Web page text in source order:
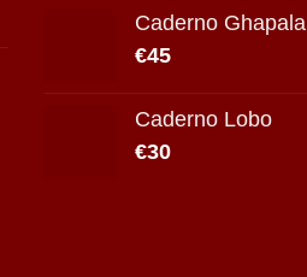
Caderno Ghapala
€45
Caderno Lobo
€30